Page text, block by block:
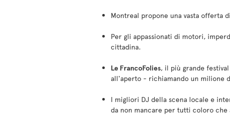
Montreal propone una vasta offerta
Per gli appassionati di motori,
cittadina.
Le FrancoFolies, il più grande
all'aperto - richiamando un milione
I migliori DJ della scena locale e
da non mancare per tutti coloro che